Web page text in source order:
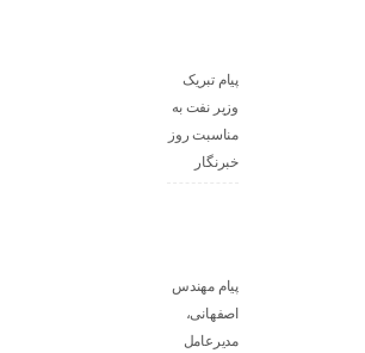
پیام تبریک
وزیر نفت به
مناسبت روز
خبرنگار
پیام مهندس
اصفهانی،
مدیرعامل